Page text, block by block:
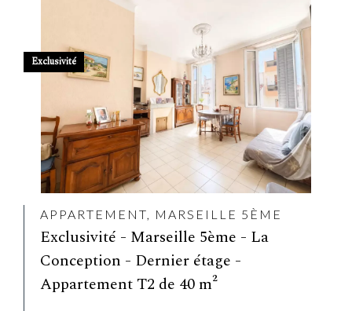
APPARTEMENT, MARSEILLE 5ÈME
Exclusivité - Marseille 5ème - La
Conception - Dernier étage -
Appartement T2 de 40 m²
Exclusivité